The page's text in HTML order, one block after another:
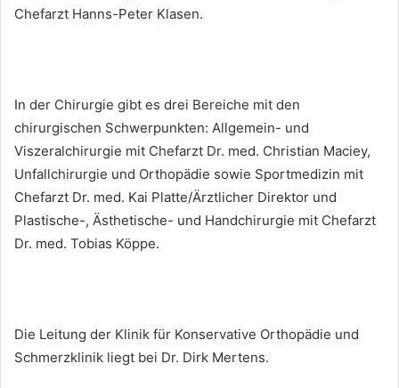
Chefarzt Hanns-Peter Klasen.
In der Chirurgie gibt es drei Bereiche mit den
chirurgischen Schwerpunkten: Allgemein- und
Viszeralchirurgie mit Chefarzt Dr. med. Christian Maciey,
Unfallchirurgie und Orthopädie sowie Sportmedizin mit
Chefarzt Dr. med. Kai Platte/Ärztlicher Direktor und
Plastische-, Ästhetische- und Handchirurgie mit Chefarzt
Dr. med. Tobias Köppe.
Die Leitung der Klinik für Konservative Orthopädie und
Schmerzklinik liegt bei Dr. Dirk Mertens.